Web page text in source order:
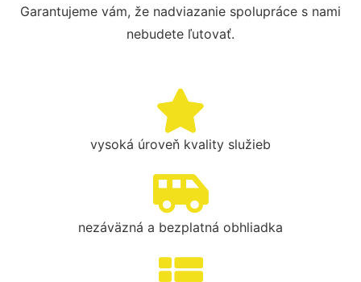
Garantujeme vám, že nadviazanie spolupráce s nami
nebudete ľutovať.
vysoká úroveň kvality služieb
nezáväzná a bezplatná obhliadka